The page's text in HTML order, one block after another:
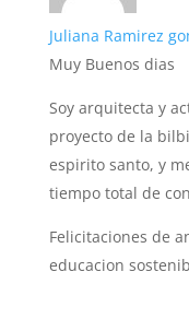
Juliana Ramirez
Muy Buenos dias
Soy arquitecta y
proyecto de la
espirito santo, y
tiempo total de
Felicitaciones de
educacion